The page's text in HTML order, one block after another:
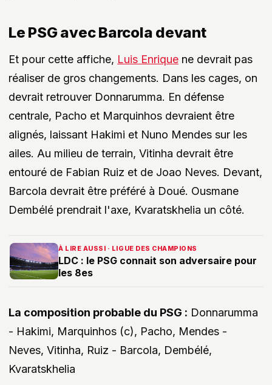
Le PSG avec Barcola devant
Et pour cette affiche, Luis Enrique ne devrait pas
réaliser de gros changements. Dans les cages, on
devrait retrouver Donnarumma. En défense
centrale, Pacho et Marquinhos devraient être
alignés, laissant Hakimi et Nuno Mendes sur les
ailes. Au milieu de terrain, Vitinha devrait être
entouré de Fabian Ruiz et de Joao Neves. Devant,
Barcola devrait être préféré à Doué. Ousmane
Dembélé prendrait l'axe, Kvaratskhelia un côté.
À LIRE AUSSI · LIGUE DES CHAMPIONS
LDC : le PSG connait son adversaire pour
les 8es
La composition probable du PSG : Donnarumma
- Hakimi, Marquinhos (c), Pacho, Mendes -
Neves, Vitinha, Ruiz - Barcola, Dembélé,
Kvaratskhelia